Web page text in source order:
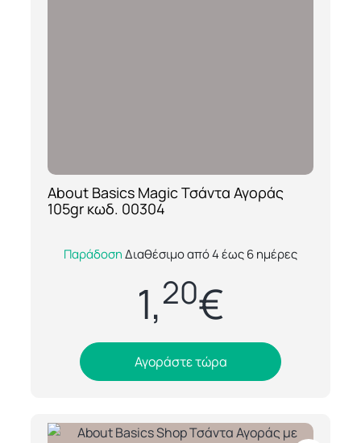
[ti_wishlists_addtowishlist loop=yes]
About Basics Magic Τσάντα Αγοράς
105gr κωδ. 00304
Η About Basics Magic 00304 είναι μια
πρακτική και ανθεκτική υφασμάτινη τσάντα
αγοράς μικρού μεγέθους, κατασκευασμένη
από...
ΠαράδοσηΔιαθέσιμο από 4 έως 6 ημέρες
1,20€
Αγοράστε τώρα